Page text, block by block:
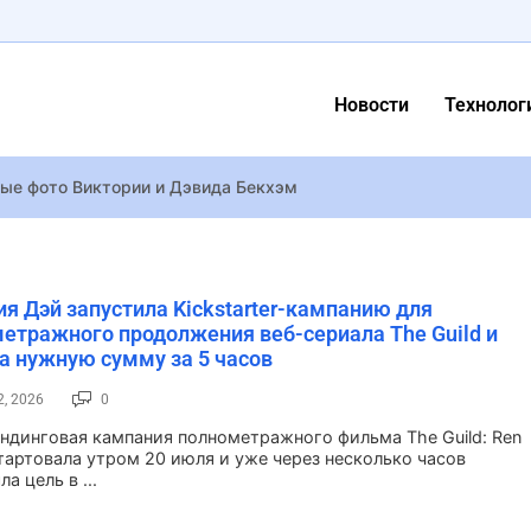
Новости
фото Виктории и Дэвида Бекхэм
выпустили во время анонса из-за популярности игры внутри
престижной кинопремии BAFTA-2023
фильма о писателях эпохи “расстрелянного
новое имя сына?
Sword выйдет 25 сентября, а демоверсия доступна уже
крупного обновления Destiny 2 и смене его названия
наркокурьером в безумных 90-х. Как так получилось –
Дэй запустила Kickstarter-кампанию для
продолжения веб-сериала The Guild и
нужную сумму за 5 часов
2026 0
кампания полнометражного фильма The Guild: Ren
утром 20 июля и уже через несколько часов
цель в ...